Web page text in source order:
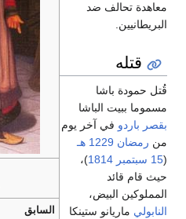
السابق
معاهدة تحالف ضد
البريطانيين.
قتله
قُتل حمودة باشا
مسموما ببيت الباشا
بقصر باردو في آخر يوم
من رمضان 1229 هـ
(
15 سبتمبر 1814)،
حيث قام قائد
المملوكين البيض،
النابولي ماريانو ستينكا